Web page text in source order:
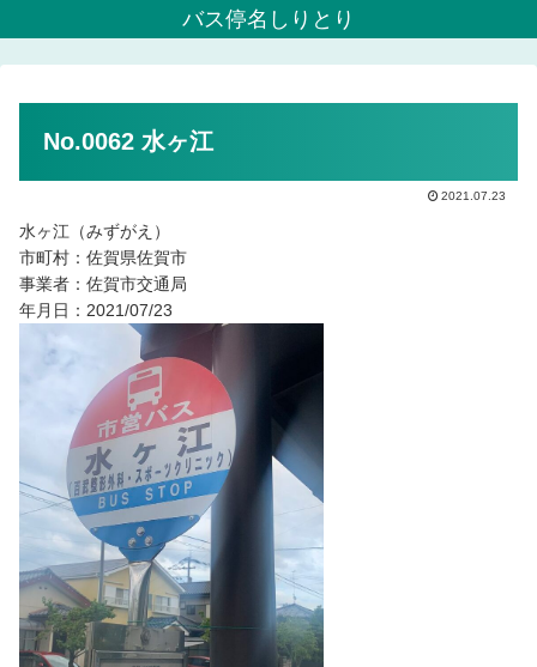
バス停名しりとり
No.0062 水ヶ江
2021.07.23
水ヶ江（みずがえ）
市町村：佐賀県佐賀市
事業者：佐賀市交通局
年月日：2021/07/23